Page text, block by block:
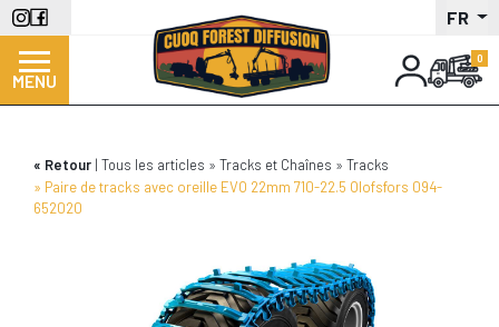
Aller
au
contenu
principal
FR
MENU
Retour Tous les articles Tracks et Chaînes
Tracks
Paire de tracks avec oreille EVO 22mm 710-22.5 Olofsfors 094-
652020